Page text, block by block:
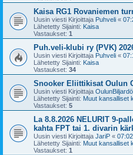
Kaisa RG1 Rovaniemen
Uusin viesti Kirjoittaja Puhveli «
Lähetetty Sijainti: Kaisa
Vastaukset: 1
Puh.veli-klubi ry (PVK)
Uusin viesti Kirjoittaja Puhveli «
Lähetetty Sijainti: Kaisa
Vastaukset: 34
Snooker Eliittikisat Oulun
Uusin viesti Kirjoittaja
Lähetetty Sijainti: Muut kansalliset
Vastaukset: 5
La 8.8.2026 NELURIT 9-
kahta FPT tai 1. divarin
Uusin viesti Kirjoittaja JariP «
Lähetetty Sijainti: Muut kansalliset
Vastaukset: 1